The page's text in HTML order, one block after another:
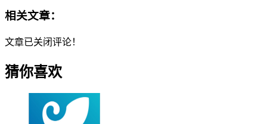
相关文章：
文章已关闭评论！
猜你喜欢